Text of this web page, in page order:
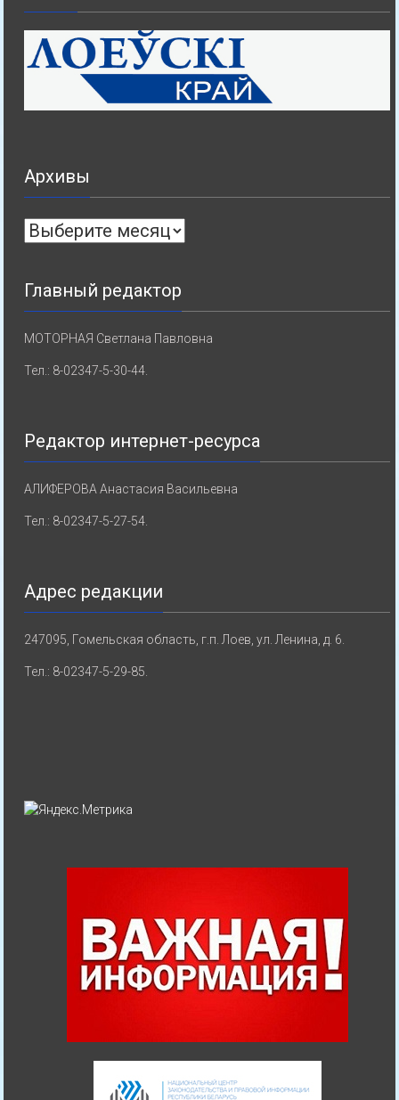
Архивы
Архивы
Главный редактор
МОТОРНАЯ Светлана Павловна
Тел.: 8-02347-5-30-44.
Редактор интернет-ресурса
АЛИФЕРОВА Анастасия Васильевна
Тел.: 8-02347-5-27-54.
Адрес редакции
247095, Гомельская область, г.п. Лоев, ул. Ленина, д. 6.
Тел.: 8-02347-5-29-85.